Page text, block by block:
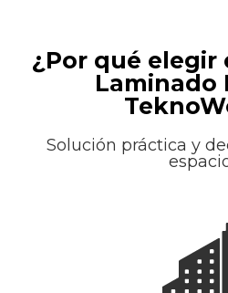
¿Por qué elegir
Laminado
Solución práctica y